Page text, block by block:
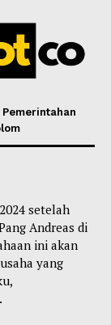
Pemerintahan
setelah
Andreas di
ini akan
yang